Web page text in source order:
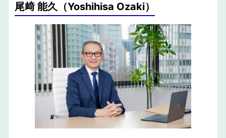
尾﨑 能久（Yoshihisa Ozaki）